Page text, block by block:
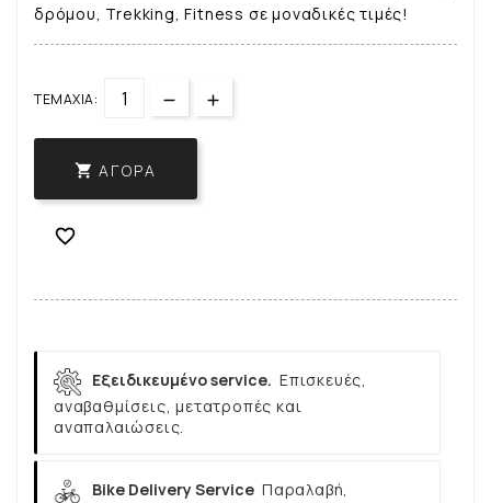
δρόμου, Trekking, Fitness σε μοναδικές τιμές!
ΤΕΜΆΧΙΑ:
 ΑΓΟΡΆ

Εξειδικευμένο service. Επισκευές,
αναβαθμίσεις, μετατροπές και
αναπαλαιώσεις.
Bike Delivery Service Παραλαβή,